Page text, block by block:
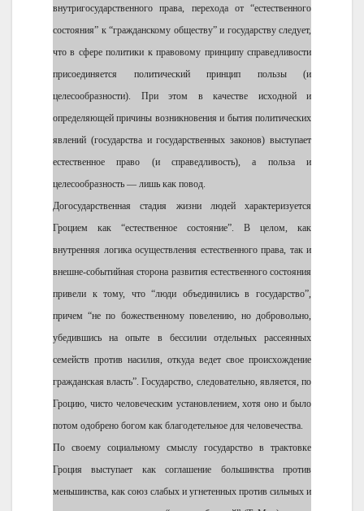
внутригосударственного права, перехода от “естественного
состояния” к “гражданскому обществу” и государству следует,
что в сфере политики к правовому принципу справедливости
присоединяется политический принцип пользы (и
целесообразности). При этом в качестве исходной и
определяющей причины возникновения и бытия политических
явлений (государства и государственных законов) выступает
естественное право (и справедливость), а польза и
целесообразность — лишь как повод.
Догосударственная стадия жизни людей характеризуется
Гроцием как “естественное состояние”. В целом, как
внутренняя логика осуществления естественного права, так и
внешне-событийная сторона развития естественного состояния
привели к тому, что “люди объединились в государство”,
причем “не по божественному повелению, но добровольно,
убедившись на опыте в бессилии отдельных рассеянных
семейств против насилия, откуда ведет свое происхождение
гражданская власть”. Государство, следовательно, является, по
Гроцию, чисто человеческим установлением, хотя оно и было
потом одобрено богом как благодетельное для человечества.
По своему социальному смыслу государство в трактовке
Гроция выступает как соглашение большинства против
меньшинства, как союз слабых и угнетенных против сильных и